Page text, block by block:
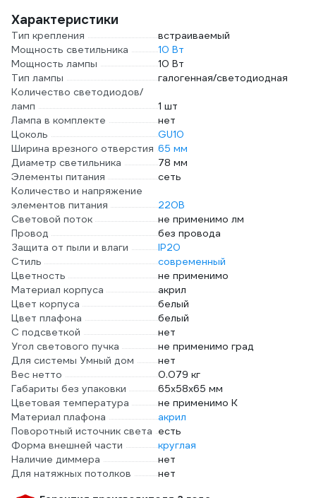
Характеристики
Тип крепления
встраиваемый
Мощность светильника
10 Вт
Мощность лампы
10 Вт
Тип лампы
галогенная/светодиодная
Количество светодиодов/
ламп
1 шт
Лампа в комплекте
нет
Цоколь
GU10
Ширина врезного отверстия 65 мм
Диаметр светильника
78 мм
Элементы питания
сеть
Количество и напряжение
элементов питания
220В
Световой поток
не применимо лм
Провод
без провода
Защита от пыли и влаги
IP20
Стиль
современный
Цветность
не применимо
Материал корпуса
акрил
Цвет корпуса
белый
Цвет плафона
белый
С подсветкой
нет
Угол светового пучка
не применимо град
Для системы Умный дом
нет
Вес нетто
0.079 кг
Габариты без упаковки
65х58х65 мм
Цветовая температура
не применимо К
Материал плафона
акрил
Поворотный источник света есть
Форма внешней части
круглая
Наличие диммера
нет
Для натяжных потолков
нет